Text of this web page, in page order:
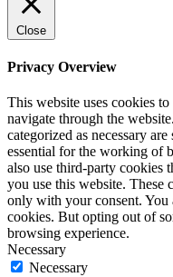
Close
Privacy Overview
This website uses cookies
navigate through the
categorized as necessary
essential for the working of
also use third-party cookies
you use this website.
only with your consent. You
cookies. But opting out of
browsing experience.
Necessary
Necessary